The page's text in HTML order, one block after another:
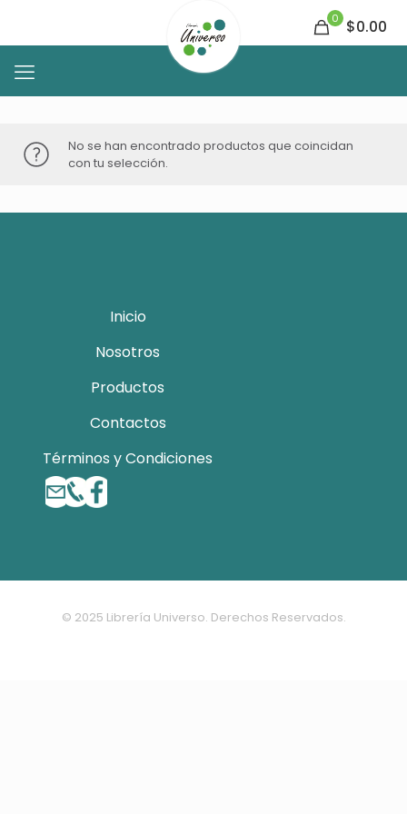
0 $0.00
No se han encontrado productos que coincidan
con tu selección.
Inicio
Nosotros
Productos
Contactos
Términos y Condiciones
© 2025 Librería Universo. Derechos Reservados.